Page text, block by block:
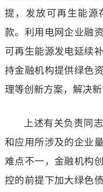
提，发放可再生能源
款。利用电网企业融
可再生能源发电延续
持金融机构提供绿色
理等创新方案，解决新
上述有关负责同
和应用所涉及的企业
难点不一，金融机构
控的前提下加大绿色